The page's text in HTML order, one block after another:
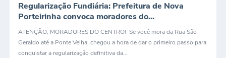
Regularização Fundiária: Prefeitura de Nova
Porteirinha convoca moradores do...
ATENÇÃO, MORADORES DO CENTRO! Se você mora da Rua São
Geraldo até a Ponte Velha, chegou a hora de dar o primeiro passo para
conquistar a regularização definitiva da...